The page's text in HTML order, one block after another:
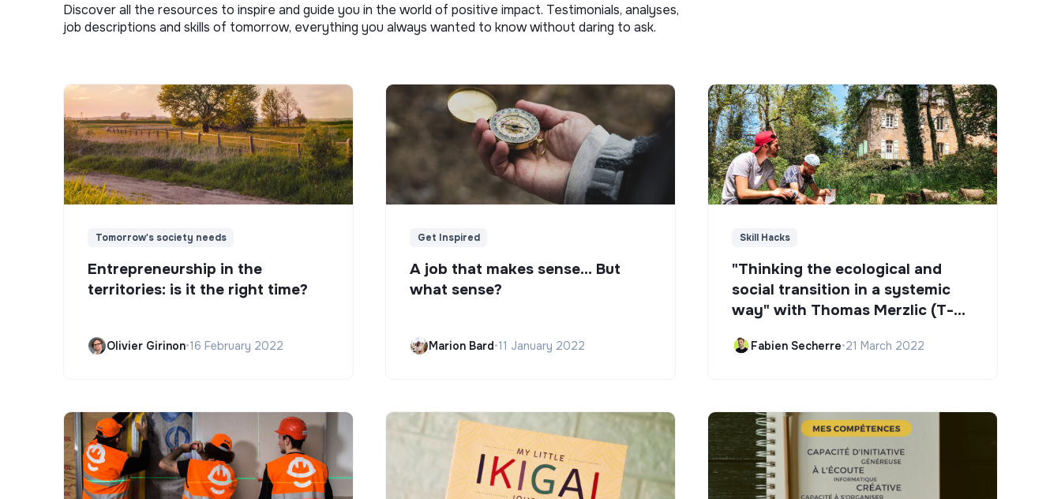
Discover all the resources to inspire and guide you in the world of positive impact. Testimonials, analyses,
job descriptions and skills of tomorrow, everything you always wanted to know without daring to ask.
Tomorrow's society needs
Entrepreneurship in the
territories: is it the right time?
Olivier Girinon•16 February 2022
Get Inspired
A job that makes sense... But
what sense?
Marion Bard•11 January 2022
Skill Hacks
"Thinking the ecological and
social transition in a systemic
way" with Thomas Merzlic (T-
Fabien Secherre•21 March 2022